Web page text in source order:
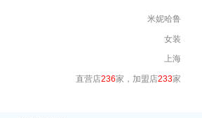
米妮哈鲁
女装
上海
直营店236家，加盟店233家